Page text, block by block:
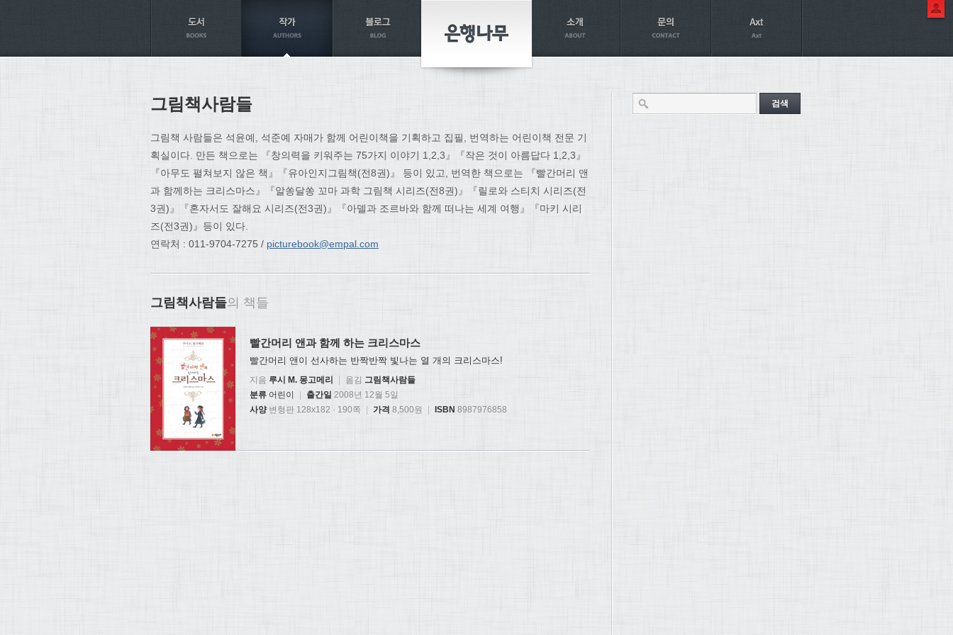
그림책사람들
그림책 사람들은 석윤예, 석준예 자매가 함께 어린이책을 기획하고 집필, 번역하는 어린이책 전문 기
획실이다. 만든 책으로는 『창의력을 키워주는 75가지 이야기 1,2,3』『작은 것이 아름답다 1,2,3』
『아무도 펼쳐보지 않은 책』『유아인지그림책(전8권)』 등이 있고, 번역한 책으로는 『빨간머리 앤
과 함께하는 크리스마스』『알쏭달쏭 꼬마 과학 그림책 시리즈(전8권)』『릴로와 스티치 시리즈(전
3권)』『혼자서도 잘해요 시리즈(전3권)』『아델과 조르바와 함께 떠나는 세계 여행』『마키 시리
즈(전3권)』등이 있다.
연락처 : 011-9704-7275 / picturebook@empal.com
그림책사람들의 책들
빨간머리 앤과 함께 하는 크리스마스
빨간머리 앤이 선사하는 반짝반짝 빛나는 열 개의 크리스마스!
지음 루시 M. 몽고메리 옮김 그림책사람들
분류 어린이 | 출간일 2008년 12월 5일
사양변형판 128x182 · 190쪽 | 가격 8,500원 | ISBN 8987976858